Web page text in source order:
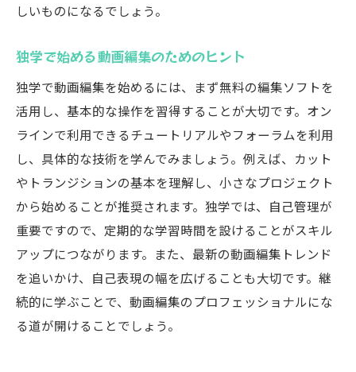
しいものになるでしょう。
独学で始める動画編集のためのヒント
独学で動画編集を始めるには、まず無料の編集ソフトを
活用し、基本的な操作を習得することが大切です。オン
ラインで利用できるチュートリアルやフォーラムを利用
し、具体的な技術を学んでみましょう。例えば、カット
やトランジションの基本を理解し、小さなプロジェクト
から始めることが推奨されます。独学では、自己管理が
重要ですので、定期的な学習時間を設けることがスキル
アップにつながります。また、最新の動画編集トレンド
を追いかけ、自己表現の幅を広げることも大切です。継
続的に学ぶことで、動画編集のプロフェッショナルにな
る道が開けることでしょう。